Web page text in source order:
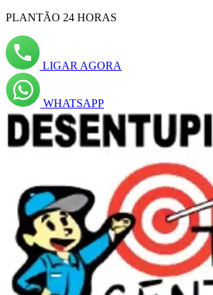
PLANTÃO 24 HORAS
LIGAR AGORA
WHATSAPP